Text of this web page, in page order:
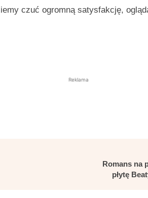
czuć ogromną satysfakcję,
Reklama
Romans na
płytę